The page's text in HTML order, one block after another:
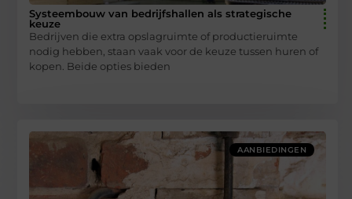
Systeembouw van bedrijfshallen als strategische
keuze
Bedrijven die extra opslagruimte of productieruimte
nodig hebben, staan vaak voor de keuze tussen huren of
kopen. Beide opties bieden
AANBIEDINGEN